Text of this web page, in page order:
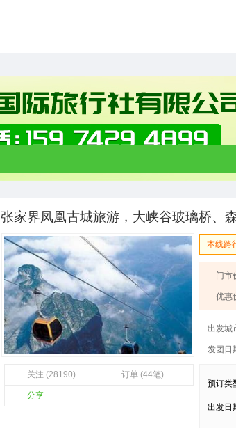
张家界凤凰古城旅游，大峡谷玻璃桥、
关注 (28190) 订单 (44笔)
分享
本线路
门市
优惠
出发城
发团日
预订类
出发日